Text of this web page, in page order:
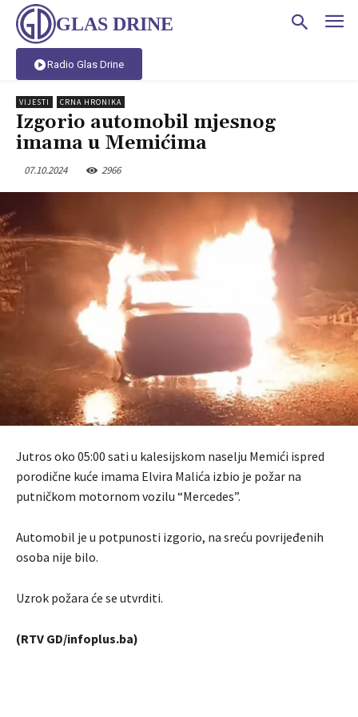
GLAS DRINE
Radio Glas Drine
VIJESTI CRNA HRONIKA
Izgorio automobil mjesnog
imama u Memićima
07.10.2024 2966
Jutros oko 05:00 sati u kalesijskom naselju Memići ispred
porodične kuće imama Elvira Malića izbio je požar na
putničkom motornom vozilu “Mercedes”.
Automobil je u potpunosti izgorio, na sreću povrijeđenih
osoba nije bilo.
Uzrok požara će se utvrditi.
(RTV GD/infoplus.ba)